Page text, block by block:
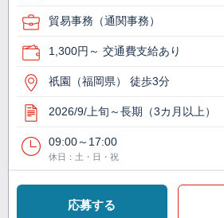
貿易事務（通関事務）
1,300円～ 交通費支給あり
祇園（福岡県） 徒歩3分
2026/9/上旬～長期（3カ月以上）
09:00～17:00
休日：土・日・祝
応募する